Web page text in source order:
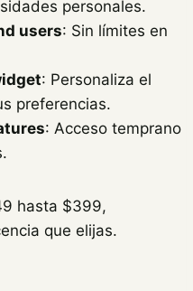
personales.
users: Sin límites en
: Personaliza el
preferencias.
: Acceso temprano
hasta $399,
que elijas.